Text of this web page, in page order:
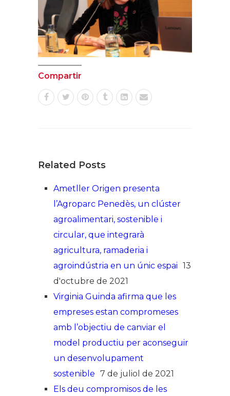
Compartir
Related Posts
Ametller Origen presenta
l’Agroparc Penedès, un clúster
agroalimentari, sostenible i
circular, que integrarà
agricultura, ramaderia i
agroindústria en un únic espai 13
d'octubre de 2021
Virginia Guinda afirma que les
empreses estan compromeses
amb l’objectiu de canviar el
model productiu per aconseguir
un desenvolupament
sostenible 7 de juliol de 2021
Els deu compromisos de les